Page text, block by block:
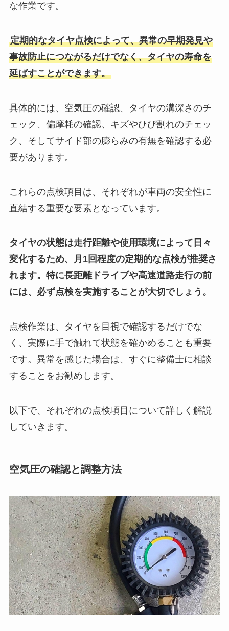
な作業です。
定期的なタイヤ点検によって、異常の早期発見や
事故防止につながるだけでなく、タイヤの寿命を
延ばすことができます。
具体的には、空気圧の確認、タイヤの溝深さのチ
ェック、偏摩耗の確認、キズやひび割れのチェッ
ク、そしてサイド部の膨らみの有無を確認する必
要があります。
これらの点検項目は、それぞれが車両の安全性に
直結する重要な要素となっています。
タイヤの状態は走行距離や使用環境によって日々
変化するため、月1回程度の定期的な点検が推奨さ
れます。特に長距離ドライブや高速道路走行の前
には、必ず点検を実施することが大切でしょう。
点検作業は、タイヤを目視で確認するだけでな
く、実際に手で触れて状態を確かめることも重要
です。異常を感じた場合は、すぐに整備士に相談
することをお勧めします。
以下で、それぞれの点検項目について詳しく解説
していきます。
空気圧の確認と調整方法